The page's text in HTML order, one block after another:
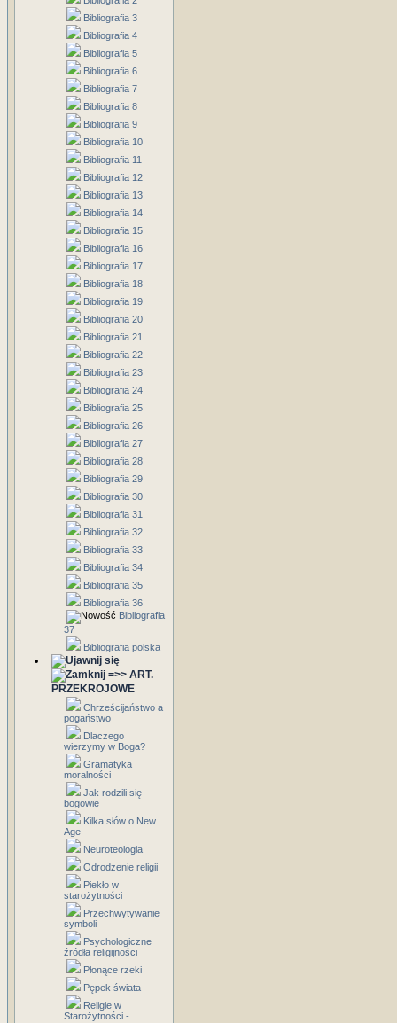
Bibliografia 3
Bibliografia 4
Bibliografia 5
Bibliografia 6
Bibliografia 7
Bibliografia 8
Bibliografia 9
Bibliografia 10
Bibliografia 11
Bibliografia 12
Bibliografia 13
Bibliografia 14
Bibliografia 15
Bibliografia 16
Bibliografia 17
Bibliografia 18
Bibliografia 19
Bibliografia 20
Bibliografia 21
Bibliografia 22
Bibliografia 23
Bibliografia 24
Bibliografia 25
Bibliografia 26
Bibliografia 27
Bibliografia 28
Bibliografia 29
Bibliografia 30
Bibliografia 31
Bibliografia 32
Bibliografia 33
Bibliografia 34
Bibliografia 35
Bibliografia 36
Bibliografia
37
Bibliografia polska
=>> ART.
PRZEKROJOWE
Chrześcijaństwo a
pogaństwo
Dlaczego
wierzymy w Boga?
Gramatyka
moralności
Jak rodzili się
bogowie
Kilka słów o New
Age
Neuroteologia
Odrodzenie religii
Piekło w
starożytności
Przechwytywanie
symboli
Psychologiczne
źródła religijności
Płonące rzeki
Pępek świata
Religie w
Starożytności -